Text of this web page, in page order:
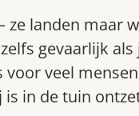
landen maar
gevaarlijk
veel
in de tuin